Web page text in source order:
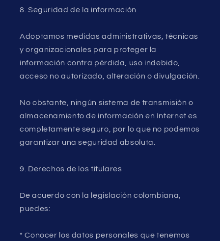
8. Seguridad de la información
Adoptamos medidas administrativas, técnicas
y organizacionales para proteger la
información contra pérdida, uso indebido,
acceso no autorizado, alteración o divulgación.
No obstante, ningún sistema de transmisión o
almacenamiento de información en Internet es
completamente seguro, por lo que no podemos
garantizar una seguridad absoluta.
9. Derechos de los titulares
De acuerdo con la legislación colombiana,
puedes:
* Conocer los datos personales que tenemos